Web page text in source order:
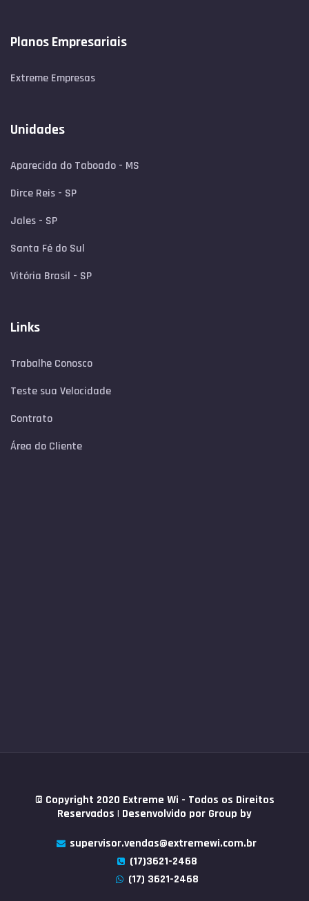
Planos Empresariais
Extreme Empresas
Unidades
Aparecida do Taboado - MS
Dirce Reis - SP
Jales - SP
Santa Fé do Sul
Vitória Brasil - SP
Links
Trabalhe Conosco
Teste sua Velocidade
Contrato
Área do Cliente
© Copyright 2020 Extreme Wi - Todos os Direitos
Reservados | Desenvolvido por Group by
supervisor.vendas@extremewi.com.br
(17)3621-2468
(17) 3621-2468